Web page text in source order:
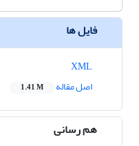
فایل ها
اصل مقاله
1.41 M
هم رسانی